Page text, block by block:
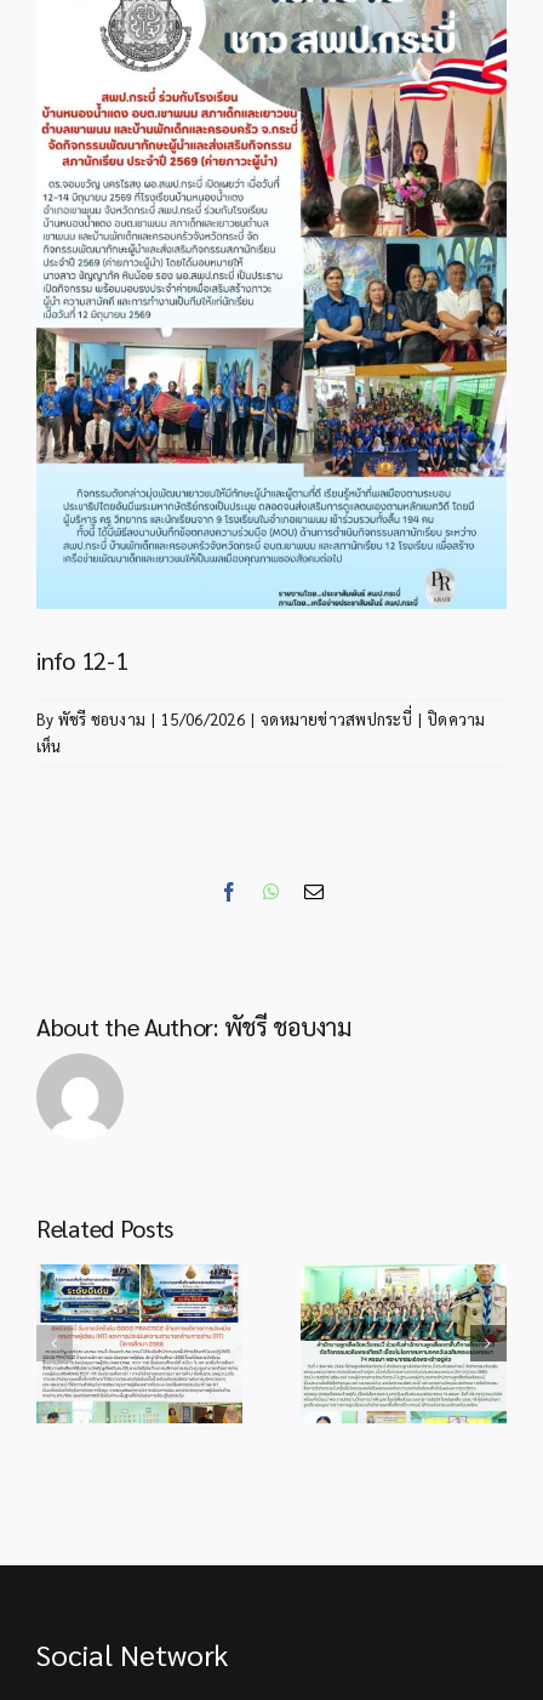
info 12-1
By พัชรี ชอบงาม | 15/06/2026 | จดหมายข่าวสพปกระบี่ | ปิดความ
เห็น
FacebookWhatsApp
Email
About the Author: พัชรี ชอบงาม
Related Posts
info 4-1 info 28-1
Social Network